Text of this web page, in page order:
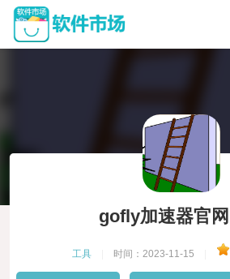
gofly加速器官
工具 时间：2023-11-15